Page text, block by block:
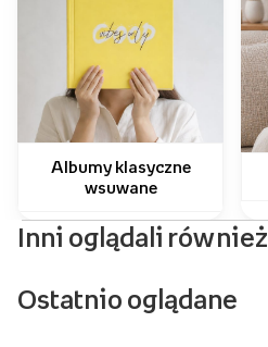
Albumy klasyczne
Inni oglądali również